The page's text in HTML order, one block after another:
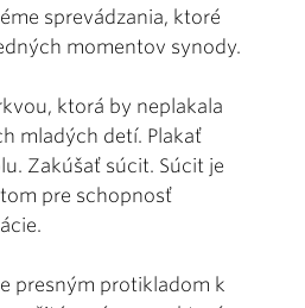
sprevádzania, ktoré
momentov synody.
ktorá by neplakala
mladých detí. Plakať
Zakúšať súcit. Súcit je
pre schopnosť
presným protikladom k